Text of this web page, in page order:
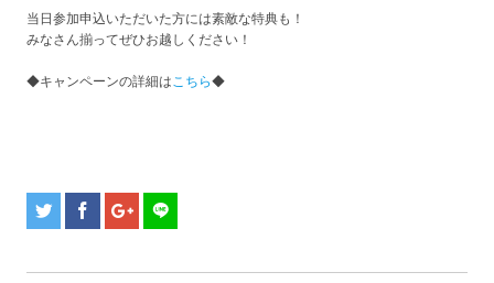
当日参加申込いただいた方には素敵な特典も！
みなさん揃ってぜひお越しください！
◆キャンペーンの詳細はこちら◆